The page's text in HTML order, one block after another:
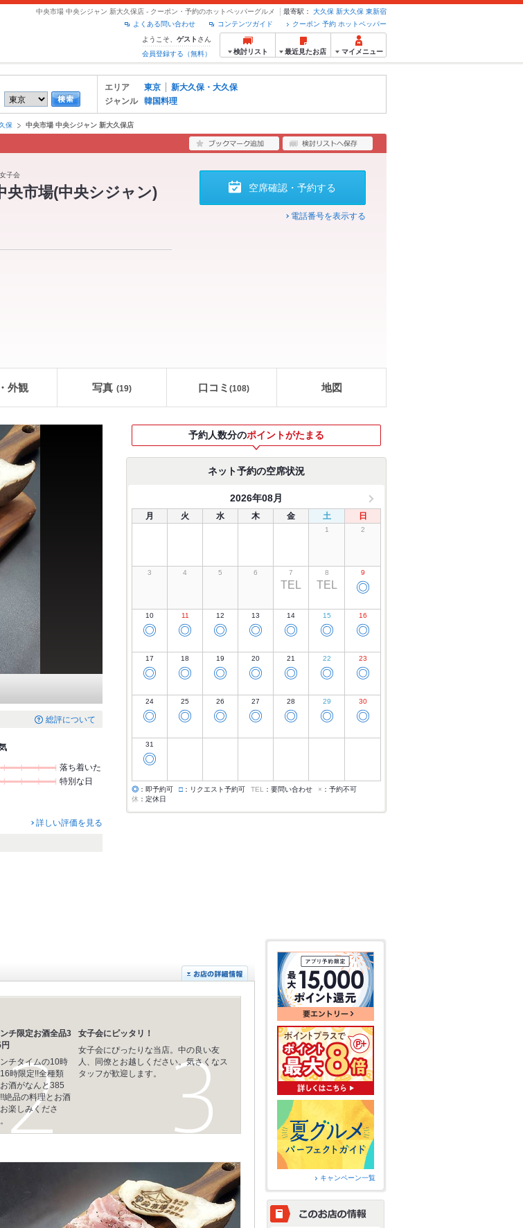
中央市場 中央シジャン 新大久保店 - クーポン・予約のホットペッパーグルメ 最寄駅： 大久保 新大久保 東新宿
クーポン 予約 ホットペッパー
コンテンツガイド
よくある問い合わせ
ようこそ、 ゲスト さん
会員登録する（無料）
検討リスト 最近見たお店 マイメニュー
エリア 東京
新大久保・大久保
ジャンル
韓国料理
保 中央市場 中央シジャン 新大久保店
子会
央市場(中央シジャン)
空席確認・予約する
電話番号を表示する
外観 写真 (19) 口コミ (108) 地図
総評について
落ち着いた
特別な日
詳しい評価を見る
予約人数分のポイントがたまる
ネット予約の空席状況
2026年08月
月 火 水 木 金 土 日
1 2
3 4 5 6 7
TEL
8
TEL
9
◎
10
◎
11
◎
12
◎
13
◎
14
◎
15
◎
16
◎
17
◎
18
◎
19
◎
20
◎
21
◎
22
◎
23
◎
24
◎
25
◎
26
◎
27
◎
28
◎
29
◎
30
◎
31
◎
◎ ：即予約可 □ ：リクエスト予約可 TEL ：要問い合わせ × ：予約不可
休 ：定休日
チ限定お酒全品3
チタイムの10時
時限定!!全種類
酒がなんと385
絶品の料理とお酒
楽しみくださ
女子会にピッタリ！
女子会にぴったりな当店。中の良い友
人、同僚とお越しください。気さくなス
タッフが歓迎します。
キャンペーン一覧